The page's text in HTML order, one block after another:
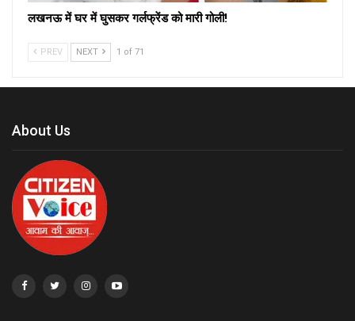
लखनऊ में घर में घुसकर गर्लफ्रेंड को मारी गोली!
PREV NEXT 1 of 71
About Us